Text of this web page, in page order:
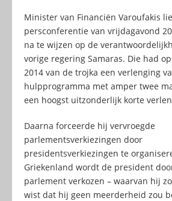
Minister van Financiën Varoufakis
persconferentie van vrijdagavond
na te wijzen op de
vorige regering Samaras. Die had
2014 van de trojka een verlenging
hulpprogramma met amper twee
een hoogst uitzonderlijk korte
Daarna forceerde hij vervroegde
parlementsverkiezingen door
presidentsverkiezingen te
Griekenland wordt de president
parlement verkozen – waarvan hij
wist dat hij geen meerderheid zou